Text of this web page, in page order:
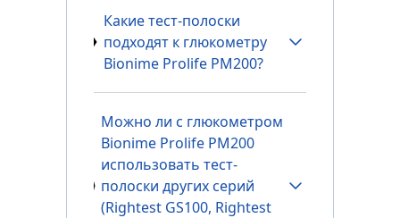
Какие тест-полоски
подходят к глюкометру
Bionime Prolife PM200?
Можно ли с глюкометром
Bionime Prolife PM200
использовать тест-
полоски других серий
(Rightest GS100, Rightest